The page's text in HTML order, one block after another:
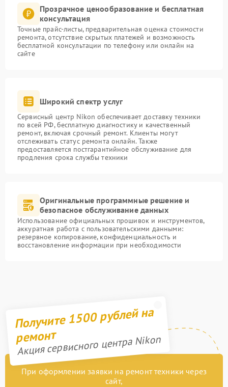
Прозрачное ценообразование и бесплатная
консультация
Точные прайс-листы, предварительная оценка стоимости
ремонта, отсутствие скрытых платежей и возможность
бесплатной консультации по телефону или онлайн на
сайте
Широкий спектр услуг
Сервисный центр Nikon обеспечивает доставку техники
по всей РФ, бесплатную диагностику и качественный
ремонт, включая срочный ремонт. Клиенты могут
отслеживать статус ремонта онлайн. Также
предоставляется постгарантийное обслуживание для
продления срока службы техники
Оригинальные программные решение и
безопасное обслуживание данных
Использование официальных прошивок и инструментов,
аккуратная работа с пользовательскими данными:
резервное копирование, конфиденциальность и
восстановление информации при необходимости
Получите 1500 рублей на
ремонт
Акция сервисного центра Nikon
При оформлении заявки на ремонт техники через
сайт,